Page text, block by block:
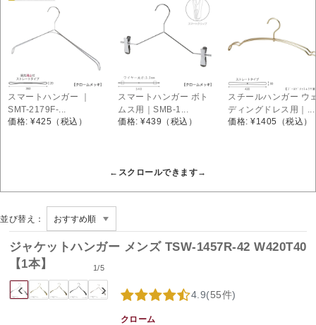
スマートハンガー ｜
SMT-2179F-...
価格: ¥425 （税込）
スマートハンガー ボト
ムス用｜SMB-1...
価格: ¥439 （税込）
スチールハンガー ウ
ディングドレス用｜...
価格: ¥1405
（税込）
並び替え：
‹ ›
1/5
ジャケットハンガー メンズ TSW-1457R-42 W420T40
【1本】
4.9(55件)
クローム